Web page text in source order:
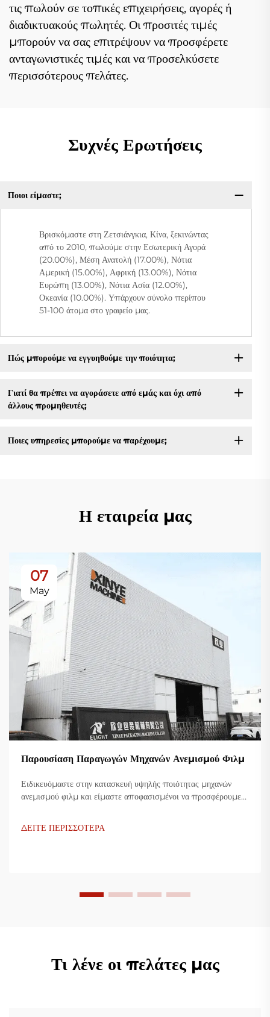
τις πωλούν σε τοπικές επιχειρήσεις, αγορές ή
διαδικτυακούς πωλητές. Οι προσιτές τιμές
μπορούν να σας επιτρέψουν να προσφέρετε
ανταγωνιστικές τιμές και να προσελκύσετε
περισσότερους πελάτες.
Συχνές Ερωτήσεις
Ποιοι είμαστε;
Βρισκόμαστε στη Ζετσιάνγκια, Κίνα, ξεκινώντας
από το 2010, πωλούμε στην Εσωτερική Αγορά
(20.00%), Μέση Ανατολή (17.00%), Νότια
Αμερική (15.00%), Αφρική (13.00%), Νότια
Ευρώπη (13.00%), Νότια Ασία (12.00%),
Οκεανία (10.00%). Υπάρχουν σύνολο περίπου
51-100 άτομα στο γραφείο μας.
Πώς μπορούμε να εγγυηθούμε την ποιότητα;
Γιατί θα πρέπει να αγοράσετε από εμάς και όχι από
άλλους προμηθευτές;
Ποιες υπηρεσίες μπορούμε να παρέχουμε;
Η εταιρεία μας
07
May
Παρουσίαση Παραγωγών Μηχανών Ανεμισμού Φιλμ
Ειδικευόμαστε στην κατασκευή υψηλής ποιότητας μηχανών
ανεμισμού φιλμ και είμαστε αποφασισμένοι να προσφέρουμε
ΔΕΙΤΕ ΠΕΡΙΣΣΟΤΕΡΑ
Τι λένε οι πελάτες μας